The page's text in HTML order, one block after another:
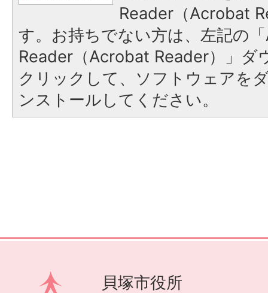
Reader（Acrobat
す。お持ちでない方は、左記の
Reader（Acrobat Reader）」ダ
クリックして、ソフトウェアを
ンストールしてください。
貝塚市役所